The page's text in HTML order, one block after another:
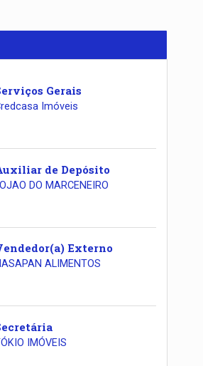
Gerais
Imóveis
de Depósito
DO MARCENEIRO
Externo
ALIMENTOS
IMÓVEIS